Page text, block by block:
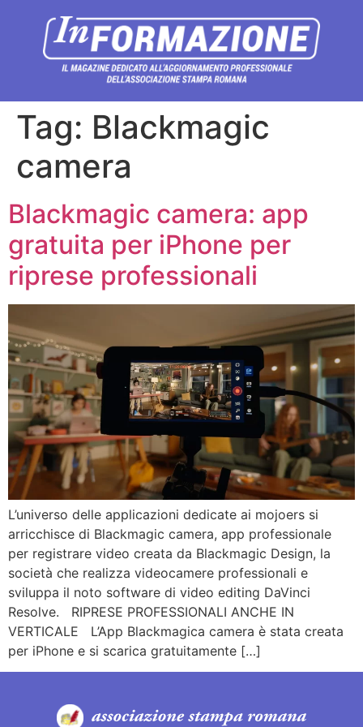
Tag: Blackmagic
camera
Blackmagic camera: app
gratuita per iPhone per
riprese professionali
L’universo delle applicazioni dedicate ai mojoers si
arricchisce di Blackmagic camera, app professionale
per registrare video creata da Blackmagic Design, la
società che realizza videocamere professionali e
sviluppa il noto software di video editing DaVinci
Resolve. RIPRESE PROFESSIONALI ANCHE IN
VERTICALE L’App Blackmagica camera è stata creata
per iPhone e si scarica gratuitamente […]